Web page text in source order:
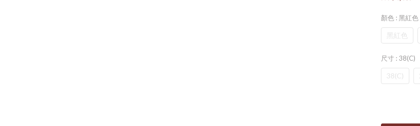
顏色 : 黑紅色
黑紅色
尺寸 : 38(C)
38(C)